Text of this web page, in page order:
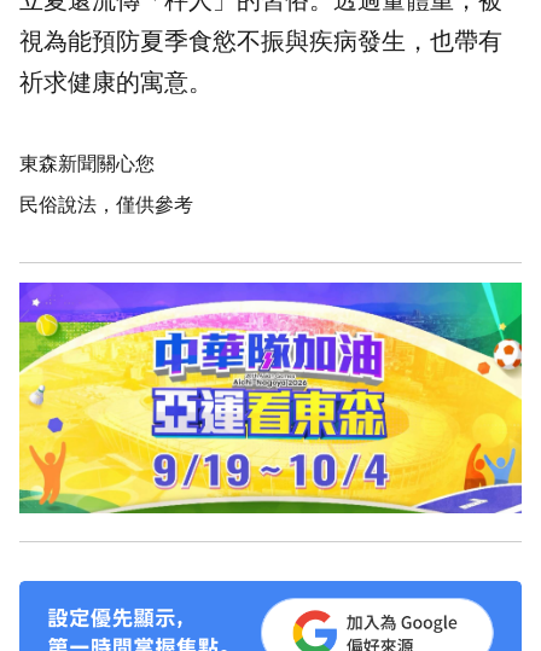
視為能預防夏季食慾不振與疾病發生，也帶有
祈求健康的寓意。
東森新聞關心您
民俗說法，僅供參考